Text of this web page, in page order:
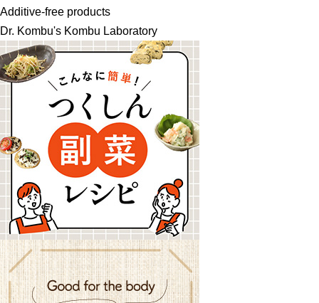
Additive-free products
Dr. Kombu's Kombu Laboratory